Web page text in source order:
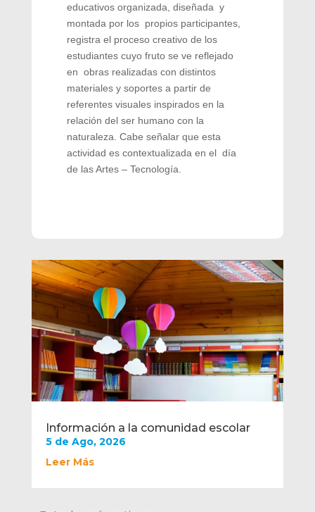
Información a la comunidad escolar
5 de Ago, 2026
Leer Más
educativos organizada, diseñada y
montada por los propios participantes,
registra el proceso creativo de los
estudiantes cuyo fruto se ve reflejado
en obras realizadas con distintos
materiales y soportes a partir de
referentes visuales inspirados en la
relación del ser humano con la
naturaleza. Cabe señalar que esta
actividad es contextualizada en el día
de las Artes – Tecnología.